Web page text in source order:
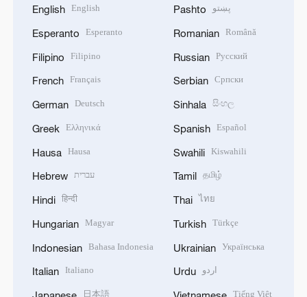
English English
Esperanto Esperanto
Filipino Filipino
French Français
German Deutsch
Greek Ελληνικά
Hausa Hausa
Hebrew עברית
Hindi हिन्दी
Hungarian Magyar
Indonesian Bahasa Indonesia
Italian Italiano
日本語
Pashto پښتو
Romanian Română
Russian Русский
Serbian Српски
Sinhala සිංහල
Spanish Español
Swahili Kiswahili
Tamil தமிழ்
Thai ไทย
Turkish Türkçe
Ukrainian Українська
Urdu اردو
Tiếng Việt